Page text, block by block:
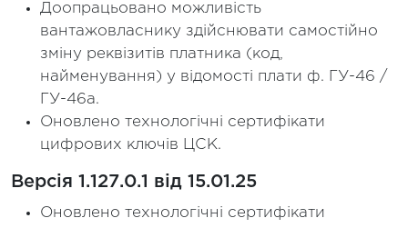
Доопрацьовано можливість
вантажовласнику здійснювати самостійно
зміну реквізитів платника (код,
найменування) у відомості плати ф. ГУ-46 /
ГУ-46а.
Оновлено технологічні сертифікати
цифрових ключів ЦСК.
Версія 1.127.0.1 від 15.01.25
Оновлено технологічні сертифікати